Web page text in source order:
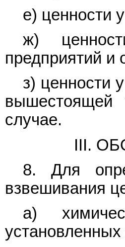
е) ценности
ж)
предприятий и
з) ценности
вышестоящей
случае.
III.
8. Для
взвешивания
а)
установленных